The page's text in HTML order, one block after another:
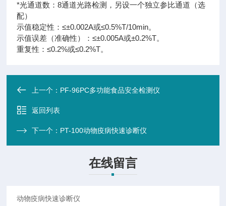
*光通道数：8通道光路检测，另设一个独立参比通道（选
配）
示值稳定性：≤±0.002A或≤0.5%T/10min。
示值误差（准确性）：≤±0.005A或±0.2%T。
重复性：≤0.2%或≤0.2%T。
上一个： PF-96PC多功能食品安全检测仪
返回列表
下一个： PT-100动物疫病快速诊断仪
在线留言